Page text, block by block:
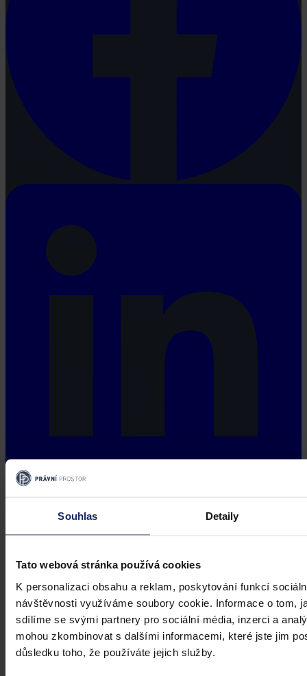
Souhlas Detaily
Tato webová stránka používá cookies
K personalizaci obsahu a reklam, poskytování funkcí
návštěvnosti využíváme soubory cookie. Informace o tom,
sdílíme se svými partnery pro sociální média, inzerci a
mohou zkombinovat s dalšími informacemi, které jste jim
důsledku toho, že používáte jejich služby.